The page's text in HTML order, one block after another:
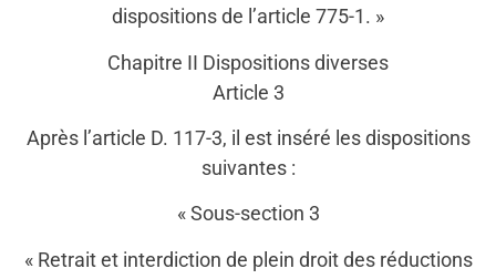
dispositions de l’article 775-1. »
Chapitre II Dispositions diverses
Article 3
Après l’article D. 117-3, il est inséré les dispositions
suivantes :
« Sous-section 3
« Retrait et interdiction de plein droit des réductions